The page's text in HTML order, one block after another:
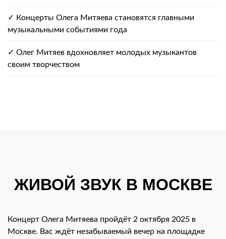
✓ Концерты Олега Митяева становятся главными
музыкальными событиями года
✓ Олег Митяев вдохновляет молодых музыкантов
своим творчеством
ЖИВОЙ ЗВУК В МОСКВЕ
Концерт Олега Митяева пройдёт 2 октября 2025 в
Москве. Вас ждёт незабываемый вечер на площадке